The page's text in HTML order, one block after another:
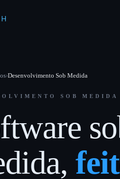
›Desenvolvimento Sob Medida
SOB MEDIDA